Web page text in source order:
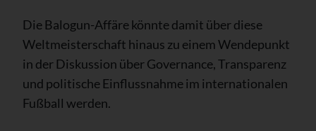
Die Balogun-Affäre könnte damit über diese
Weltmeisterschaft hinaus zu einem Wendepunkt
in der Diskussion über Governance, Transparenz
und politische Einflussnahme im internationalen
Fußball werden.